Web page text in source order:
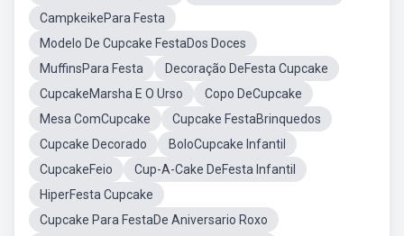
CampkeikePara Festa
Modelo De Cupcake FestaDos Doces
MuffinsPara Festa
Decoração DeFesta Cupcake
CupcakeMarsha E O Urso
Copo DeCupcake
Mesa ComCupcake
Cupcake FestaBrinquedos
Cupcake Decorado
BoloCupcake Infantil
CupcakeFeio
Cup-A-Cake DeFesta Infantil
HiperFesta Cupcake
Cupcake Para FestaDe Aniversario Roxo